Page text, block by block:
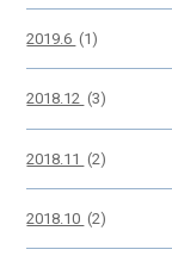
2019.6 (1)
2018.12 (3)
2018.11 (2)
2018.10 (2)